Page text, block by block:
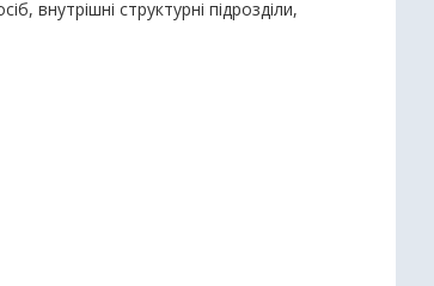
внутрішні структурні підрозділи,